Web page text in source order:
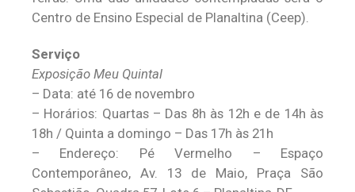
Centro de Ensino Especial de Planaltina (Ceep).
Serviço
Exposição Meu Quintal
– Data: até 16 de novembro
– Horários: Quartas – Das 8h às 12h e de 14h às
18h / Quinta a domingo – Das 17h às 21h
– Endereço: Pé Vermelho – Espaço
Contemporâneo, Av. 13 de Maio, Praça São